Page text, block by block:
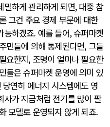
하게 관리하게 되면, 대중 참
그건 주요 경제 부문에 대한
능하겠죠. 예를 들어, 슈퍼마켓
민들에 의해 통제된다면, 그들
요한지, 조명이 얼마나 필요한
들은 슈퍼마켓 운영에 의미 있
연히 에너지 시스템에도 영
사가 지금처럼 전기를 많이 팔
모델로 운영되지 않게 되죠.